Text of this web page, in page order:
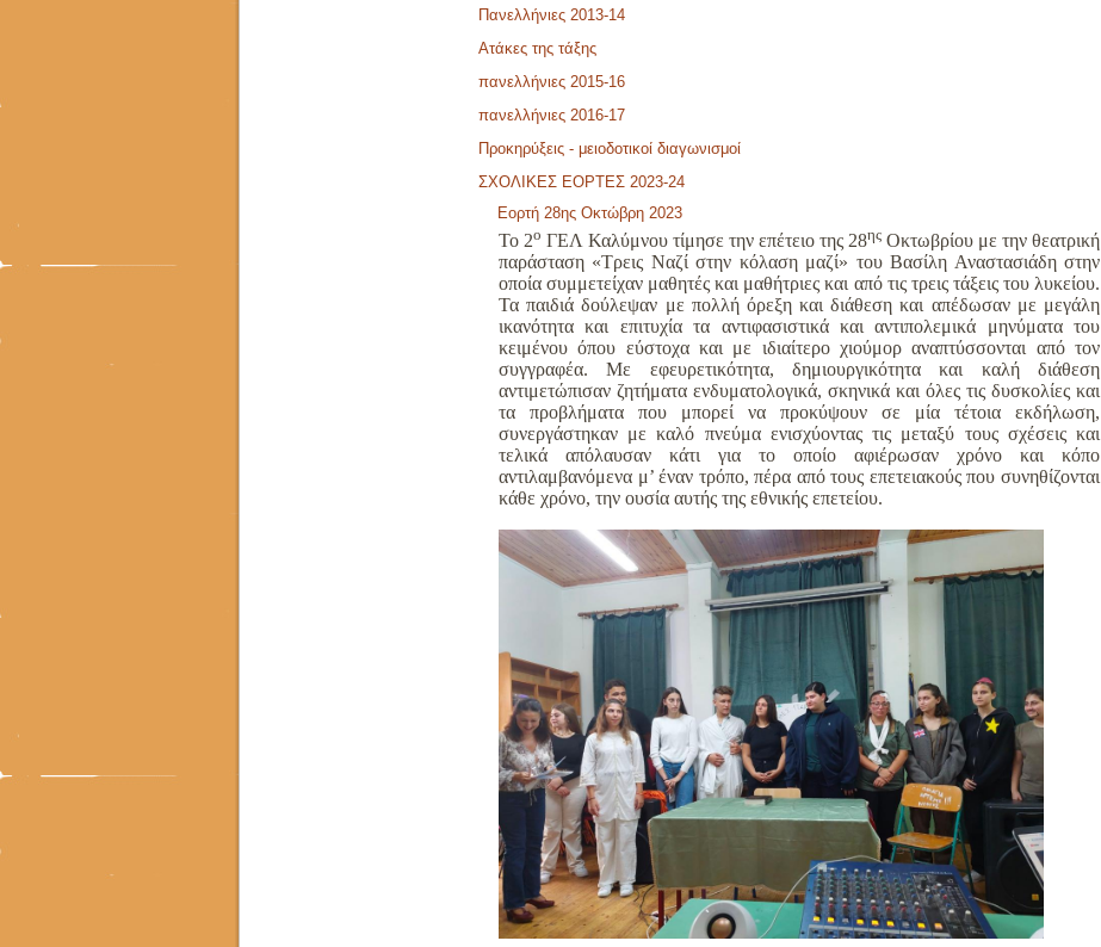
Πανελλήνιες 2013-14
Ατάκες της τάξης
πανελλήνιες 2015-16
πανελλήνιες 2016-17
Προκηρύξεις - μειοδοτικοί διαγωνισμοί
ΣΧΟΛΙΚΕΣ ΕΟΡΤΕΣ 2023-24
Εορτή 28ης Οκτώβρη 2023
Το 2ο ΓΕΛ Καλύμνου τίμησε την επέτειο της 28ης Οκτωβρίου με την θεατρική
παράσταση «Τρεις Ναζί στην κόλαση μαζί» του Βασίλη Αναστασιάδη στην
οποία συμμετείχαν μαθητές και μαθήτριες και από τις τρεις τάξεις του λυκείου.
Τα παιδιά δούλεψαν με πολλή όρεξη και διάθεση και απέδωσαν με μεγάλη
ικανότητα και επιτυχία τα αντιφασιστικά και αντιπολεμικά μηνύματα του
κειμένου όπου εύστοχα και με ιδιαίτερο χιούμορ αναπτύσσονται από τον
συγγραφέα. Με εφευρετικότητα, δημιουργικότητα και καλή διάθεση
αντιμετώπισαν ζητήματα ενδυματολογικά, σκηνικά και όλες τις δυσκολίες και
τα προβλήματα που μπορεί να προκύψουν σε μία τέτοια εκδήλωση,
συνεργάστηκαν με καλό πνεύμα ενισχύοντας τις μεταξύ τους σχέσεις και
τελικά απόλαυσαν κάτι για το οποίο αφιέρωσαν χρόνο και κόπο
αντιλαμβανόμενα μ’ έναν τρόπο, πέρα από τους επετειακούς που συνηθίζονται
κάθε χρόνο, την ουσία αυτής της εθνικής επετείου.